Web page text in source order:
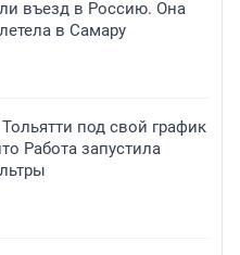
въезд в Россию. Она
в Самару
под свой график
Работа запустила